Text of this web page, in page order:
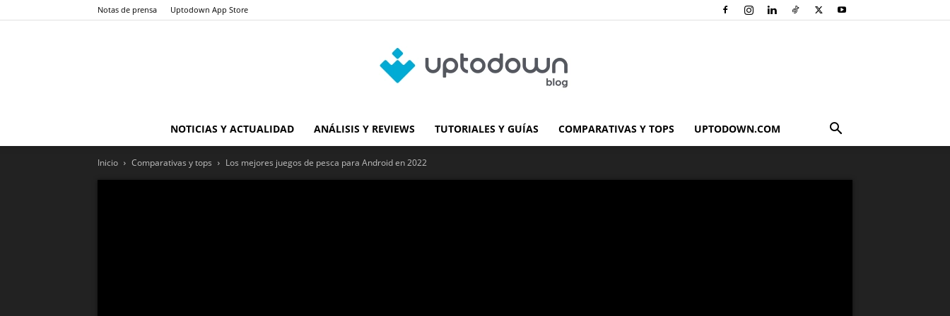
Notas de prensa Uptodown App Store
Blog
NOTICIAS Y ACTUALIDAD ANÁLISIS Y REVIEWS TUTORIALES Y GUÍAS COMPARATIVAS Y TOPS UPTODOWN.COM
Inicio Comparativas y tops Los mejores juegos de pesca para Android en 2022